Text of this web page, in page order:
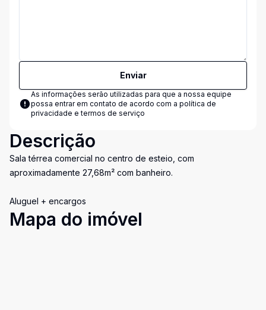
Enviar
As informações serão utilizadas para que a nossa equipe
possa entrar em contato de acordo com a política de
privacidade e termos de serviço
Descrição
Sala térrea comercial no centro de esteio, com
aproximadamente 27,68m² com banheiro.
Aluguel + encargos
Mapa do imóvel